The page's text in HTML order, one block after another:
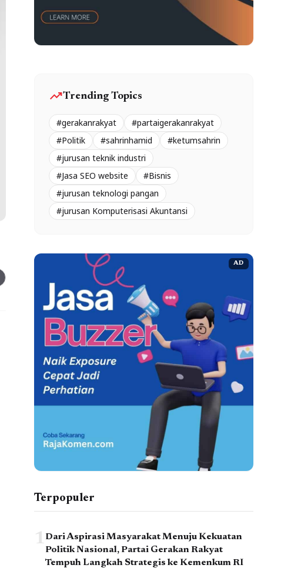
trending_upTrending Topics
#gerakanrakyat
#partaigerakanrakyat
#Politik
#sahrinhamid
#ketumsahrin
#jurusan teknik industri
#Jasa SEO website
#Bisnis
#jurusan teknologi pangan
#jurusan Komputerisasi Akuntansi
AD
Terpopuler
1 Dari Aspirasi Masyarakat Menuju Kekuatan
Politik Nasional, Partai Gerakan Rakyat
Tempuh Langkah Strategis ke Kemenkum RI